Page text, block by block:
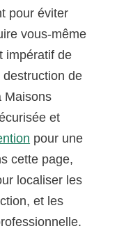
pour éviter
vous-même
impératif de
de
Maisons
et
pour une
cette page,
localiser les
et les